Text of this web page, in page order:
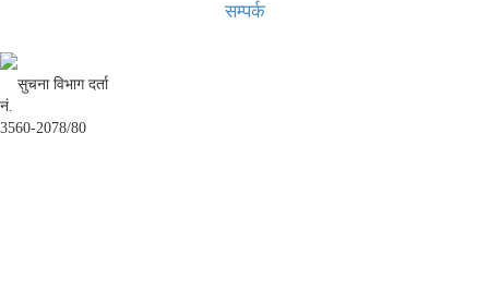
सम्पर्क
सुचना विभाग दर्ता
नं.
3560-2078/80